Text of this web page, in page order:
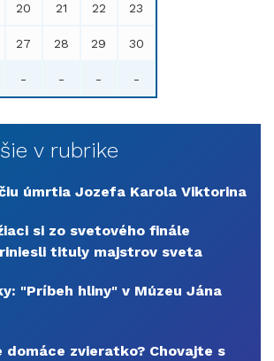
20 21 22 23
27 28 29 30
- - - -
v rubrike
úmrtia Jozefa Karola Viktorina
si zo svetového finále
tituly majstrov sveta
"Príbeh hliny" v Múzeu Jána
domáce zvieratko? Chovajte s